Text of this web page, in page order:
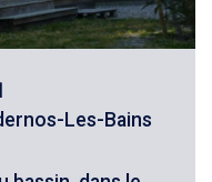
Les-Bains